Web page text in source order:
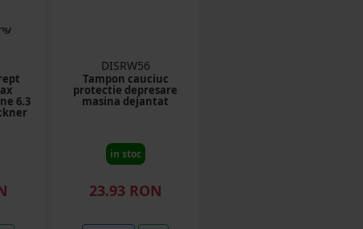
6.3
DISRW56
Tampon cauciuc
protectie depresare
masina dejantat
in stoc
23.93 RON